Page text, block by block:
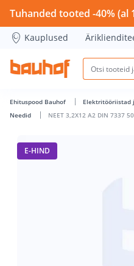
NEET 3,2X12 A2 DIN 7337
Tuhanded tooted -40% (al
Kauplused
Ehituspood Bauhof Elektritööriistad
Needid
NEET 3,2X12 A2 DIN 7337
E-HIND